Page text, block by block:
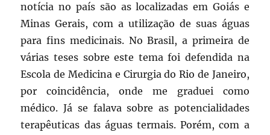
notícia no país são as localizadas em Goiás e
Minas Gerais, com a utilização de suas águas
para fins medicinais. No Brasil, a primeira de
várias teses sobre este tema foi defendida na
Escola de Medicina e Cirurgia do Rio de Janeiro,
por coincidência, onde me graduei como
médico. Já se falava sobre as potencialidades
terapêuticas das águas termais. Porém, com a